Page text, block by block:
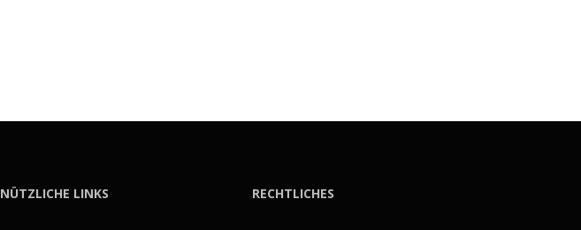
NÜTZLICHE LINKS RECHTLICHES